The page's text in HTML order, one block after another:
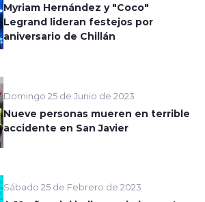
Myriam Hernández y "Coco"
Legrand lideran festejos por
aniversario de Chillán
Domingo 25 de Junio de 2023
Nueve personas mueren en terrible
accidente en San Javier
Sábado 25 de Febrero de 2023